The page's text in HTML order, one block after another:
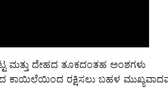
ಮತ್ತು ದೇಹದ ತೂಕದಂತಹ ಅಂಶಗಳು
ಕಾಯಿಲೆಯಿಂದ ರಕ್ಷಿಸಲು ಬಹಳ ಮುಖ್ಯವಾದವು